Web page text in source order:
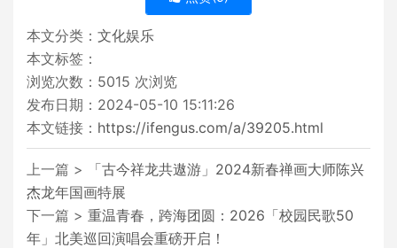
本文分类： 文化娱乐
本文标签：
浏览次数： 5015 次浏览
发布日期：2024-05-10 15:11:26
本文链接： https://ifengus.com/a/39205.html
上一篇 >
「古今祥龙共遨游」2024新春禅画大师陈兴
杰龙年国画特展
下一篇 > 重温青春，跨海团圆：2026「校园民歌50
年」北美巡回演唱会重磅开启！